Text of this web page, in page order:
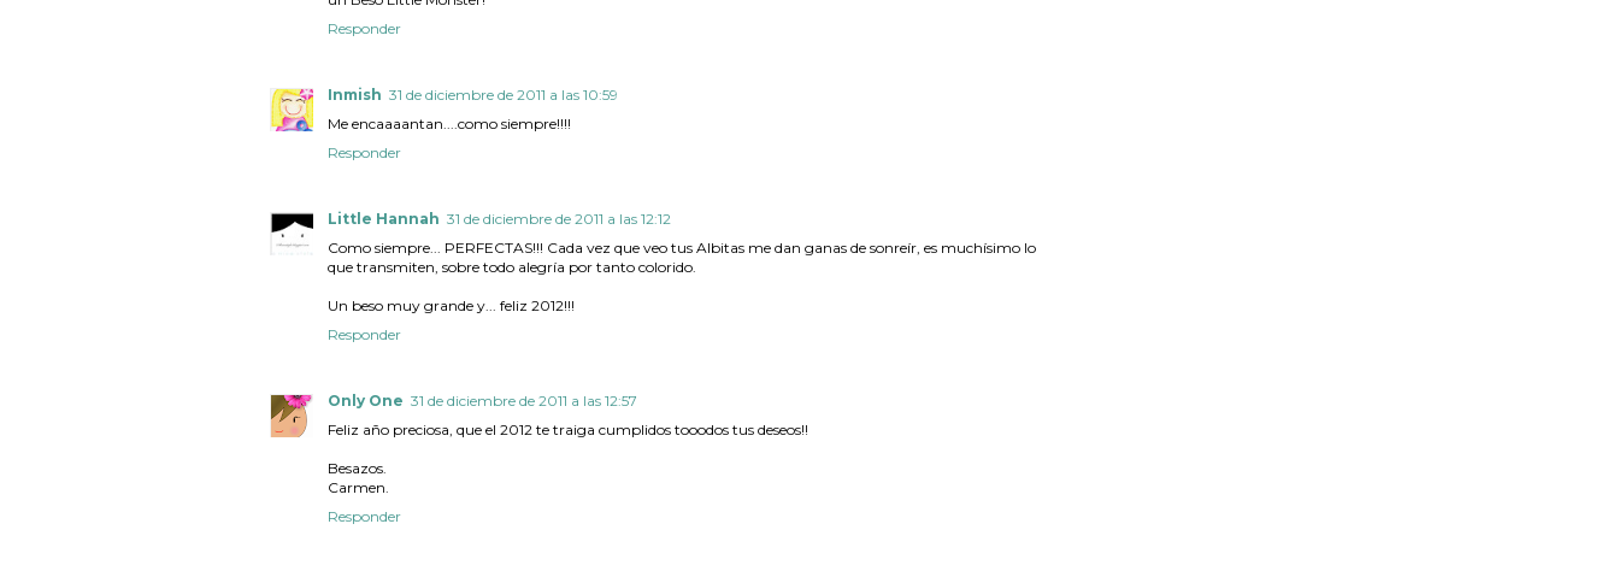
Responder
Inmish 31 de diciembre de 2011 a las 10:59
Me encaaaantan....como siempre!!!!
Responder
Little Hannah 31 de diciembre de 2011 a las 12:12
Como siempre... PERFECTAS!!! Cada vez que veo tus Albitas me dan ganas de sonreír, es muchísimo lo
que transmiten, sobre todo alegría por tanto colorido.
Un beso muy grande y... feliz 2012!!!
Responder
Only One 31 de diciembre de 2011 a las 12:57
Feliz año preciosa, que el 2012 te traiga cumplidos tooodos tus deseos!!
Besazos.
Carmen.
Responder